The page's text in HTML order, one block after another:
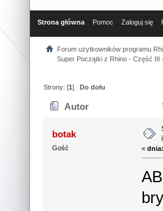
Strona główna Pomoc Zaloguj się
Forum użytkowników programu
Super Początki z Rhino - Część III
Strony: [1]Do dołu
Autor
botak
Gość «dnia: